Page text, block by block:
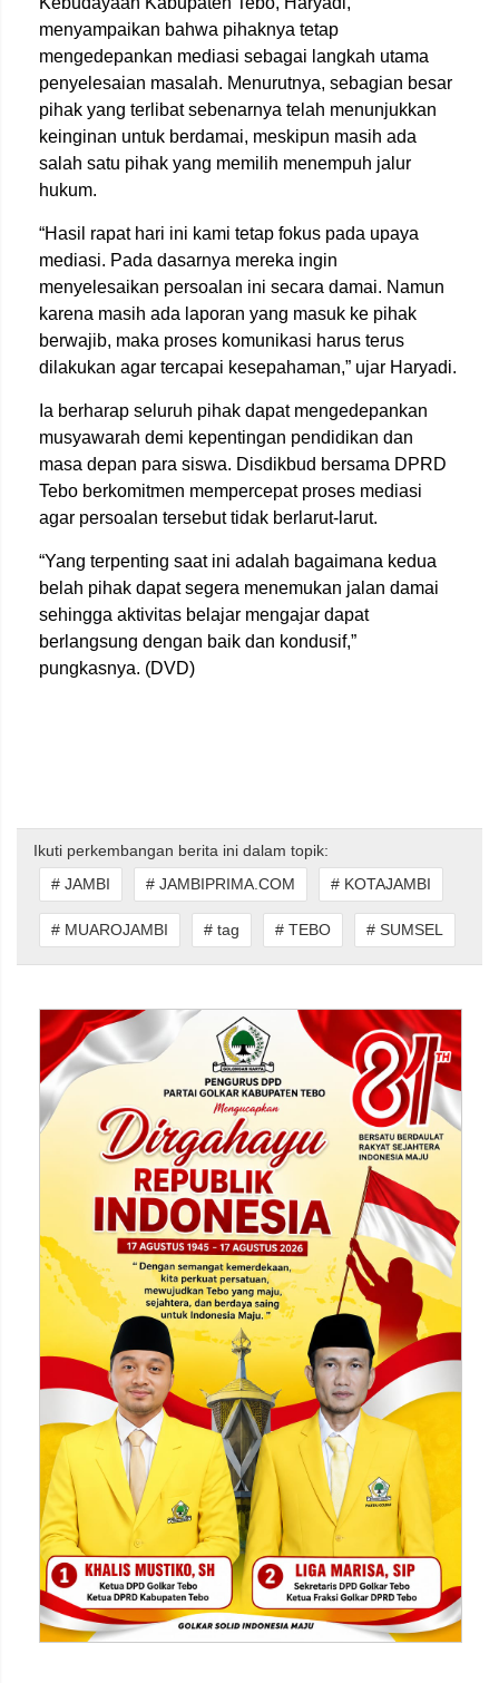
menyampaikan bahwa pihaknya tetap
mengedepankan mediasi sebagai langkah utama
penyelesaian masalah. Menurutnya, sebagian besar
pihak yang terlibat sebenarnya telah menunjukkan
keinginan untuk berdamai, meskipun masih ada
salah satu pihak yang memilih menempuh jalur
hukum.
“Hasil rapat hari ini kami tetap fokus pada upaya
mediasi. Pada dasarnya mereka ingin
menyelesaikan persoalan ini secara damai. Namun
karena masih ada laporan yang masuk ke pihak
berwajib, maka proses komunikasi harus terus
dilakukan agar tercapai kesepahaman,” ujar Haryadi.
Ia berharap seluruh pihak dapat mengedepankan
musyawarah demi kepentingan pendidikan dan
masa depan para siswa. Disdikbud bersama DPRD
Tebo berkomitmen mempercepat proses mediasi
agar persoalan tersebut tidak berlarut-larut.
“Yang terpenting saat ini adalah bagaimana kedua
belah pihak dapat segera menemukan jalan damai
sehingga aktivitas belajar mengajar dapat
berlangsung dengan baik dan kondusif,”
pungkasnya. (DVD)
Ikuti perkembangan berita ini dalam topik:
# JAMBI
# JAMBIPRIMA.COM # KOTAJAMBI
# MUAROJAMBI # tag # TEBO # SUMSEL